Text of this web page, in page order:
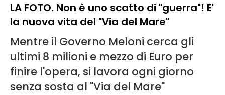
LA FOTO. Non è uno scatto di "guerra"! E'
la nuova vita del "Via del Mare"
Mentre il Governo Meloni cerca gli
ultimi 8 milioni e mezzo di Euro per
finire l'opera, si lavora ogni giorno
senza sosta al "Via del Mare"